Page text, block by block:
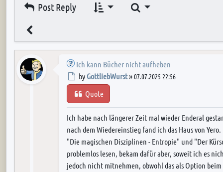
Post Reply Search
Ich kann Bücher nicht aufheben
Post
by GottliebWurst»07.07.2025 22:56
Quote
Ich habe nach längerer Zeit mal wieder Enderal
nach dem Wiedereinstieg fand ich das Haus von
"Die magischen Disziplinen - Entropie" und "Der
problemlos lesen, bekam dafür aber, soweit ich es
jedoch nicht mitnehmen, obwohl das als Option